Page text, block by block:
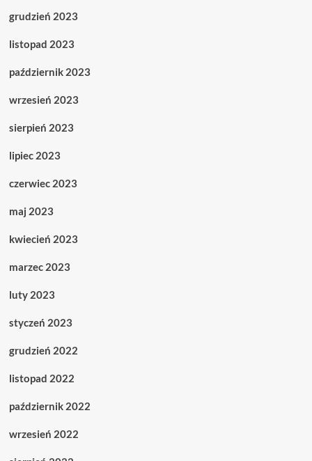
grudzień 2023
listopad 2023
październik 2023
wrzesień 2023
sierpień 2023
lipiec 2023
czerwiec 2023
maj 2023
kwiecień 2023
marzec 2023
luty 2023
styczeń 2023
grudzień 2022
listopad 2022
październik 2022
wrzesień 2022